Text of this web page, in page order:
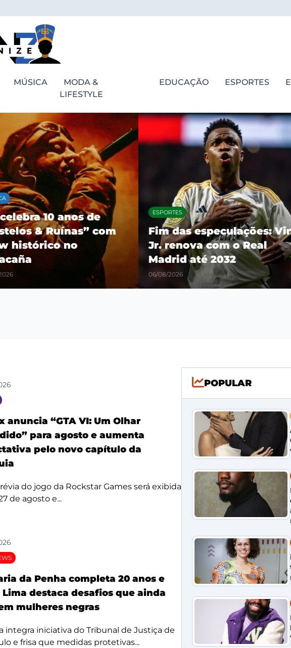
MÚSICA
MODA &
LIFESTYLE
EDUCAÇÃO ESPORTES
10 anos de
& Ruínas” com
histórico no
ESPORTES
Fim das especulações: Vini
Jr. renova com o Real
Madrid até 2032
06/08/2026
anuncia “GTA VI: Um Olhar
para agosto e aumenta
pelo novo capítulo da
do jogo da Rockstar Games será exibida
de agosto e...
da Penha completa 20 anos e
Lima destaca desafios que ainda
mulheres negras
integra iniciativa do Tribunal de Justiça de
e frisa que medidas protetivas...
POPULAR